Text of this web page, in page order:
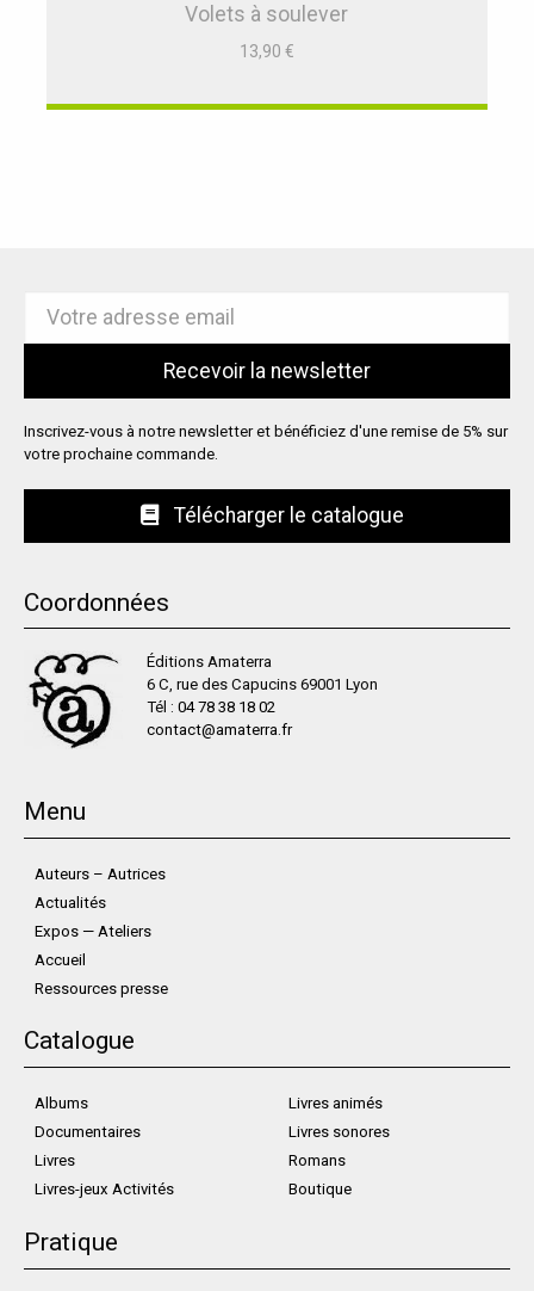
Volets à soulever
13,90 €
Inscrivez-vous à notre newsletter et bénéficiez d'une remise de 5% sur
votre prochaine commande.
Télécharger le catalogue
Coordonnées
Éditions Amaterra
6 C, rue des Capucins 69001 Lyon
Tél : 04 78 38 18 02
contact@amaterra.fr
Menu
Auteurs – Autrices
Actualités
Expos — Ateliers
Accueil
Ressources presse
Catalogue
Albums
Documentaires
Livres
Livres-jeux Activités
Livres animés
Livres sonores
Romans
Boutique
Pratique